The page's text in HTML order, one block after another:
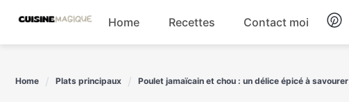
content
Home Recettes Contact moi
Home Plats principaux Poulet jamaïcain et chou : un délice épicé à savourer